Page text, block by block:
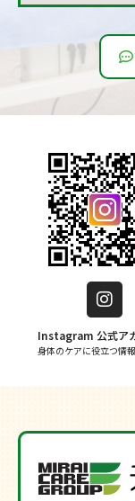
Instagram 公式ア
身体のケアに役立つ情